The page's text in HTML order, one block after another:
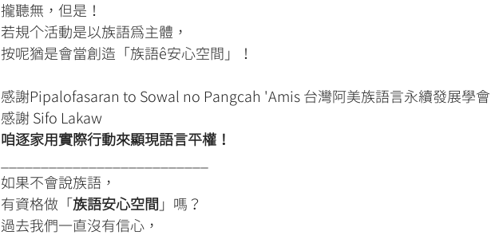
攏聽無，但是！
若規个活動是以族語為主體，
按呢猶是會當創造「族語ê安心空間」！
感謝Pipalofasaran to Sowal no Pangcah 'Amis 台灣阿美族語言永續發展學會
感謝 Sifo Lakaw
咱逐家用實際行動來顯現語言平權！
如果不會說族語，
有資格做「 族語安心空間」嗎？
過去我們一直沒有信心，